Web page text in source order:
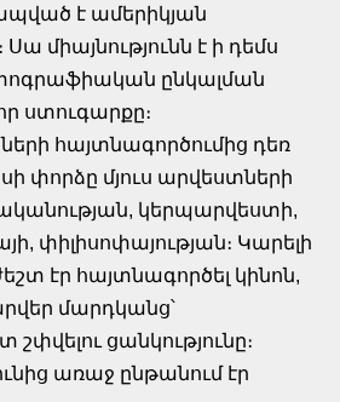
է ամերիկյան
միայնությունն է ի դեմս
ընկալման
ստուգարքը։
հայտնագործումից դեռ
փորձը մյուս արվեստների
կերպարվեստի,
փիլիսոփայության։ Կարելի
էր հայտնագործել կինոն,
մարդկանց՝
ցանկությունը։
առաջ ընթանում էր